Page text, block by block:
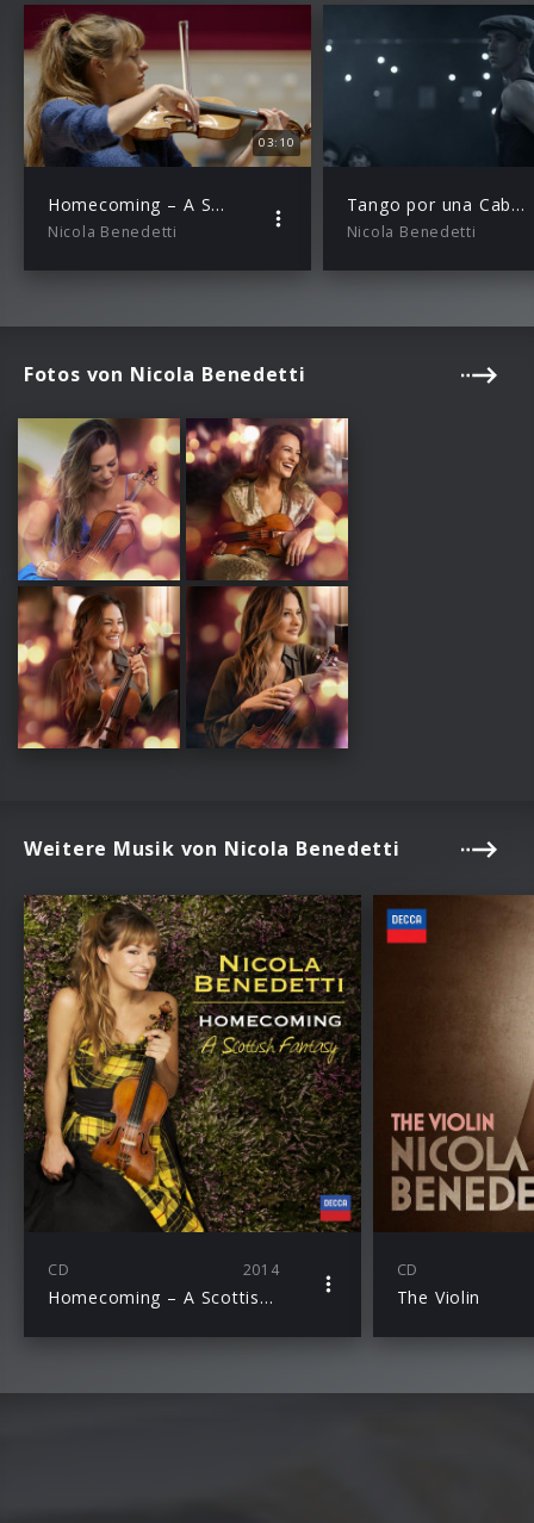
03:10
Homecoming – A Scottish Fantasy (Trailer)
Nicola Benedetti
Tango por una Cabeza
Nicola Benedetti
Fotos von Nicola Benedetti
Weitere Musik von Nicola Benedetti
CD 2014
Homecoming – A Scottish Fantasy
CD
The Violin